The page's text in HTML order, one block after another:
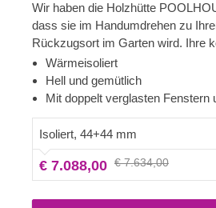
Wir haben die Holzhütte
dass sie im Handumdrehen zu
Rückzugsort im Garten wird. Ihre
gemütliche Struktur sorgt für ein
Raumgefühl, auch durch die fast
und Türen, die die gesamte Front
genießen Sie die frische Luft - Ihre
auf Sie!
Wärmeisoliert
Hell und gemütlich
Mit doppelt verglasten Fenstern
Isoliert, 44+44 mm
€ 7.088,00 € 7.634,00